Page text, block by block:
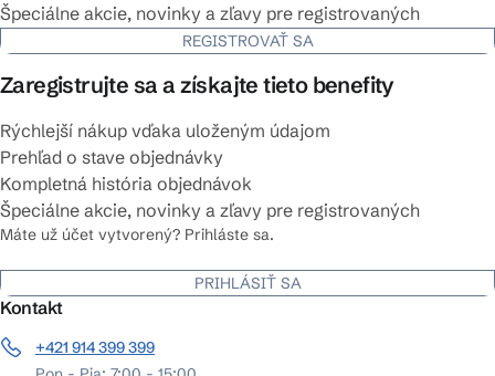
Špeciálne akcie, novinky a zľavy pre registrovaných
REGISTROVAŤ SA
Zaregistrujte sa a získajte tieto benefity
Rýchlejší nákup vďaka uloženým údajom
Prehľad o stave objednávky
Kompletná história objednávok
Špeciálne akcie, novinky a zľavy pre registrovaných
Máte už účet vytvorený? Prihláste sa.
PRIHLÁSIŤ SA
Kontakt
+421 914 399 399